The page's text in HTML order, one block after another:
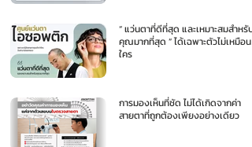
“ แว่นตาที่ดีที่สุด และเหมาะสมสำหรับ
คุณมากที่สุด ” ได้เฉพาะตัวไม่เหมือน
ใคร
การมองเห็นที่ชัด ไม่ได้เกิดจากค่า
สายตาที่ถูกต้องเพียงอย่างเดียว